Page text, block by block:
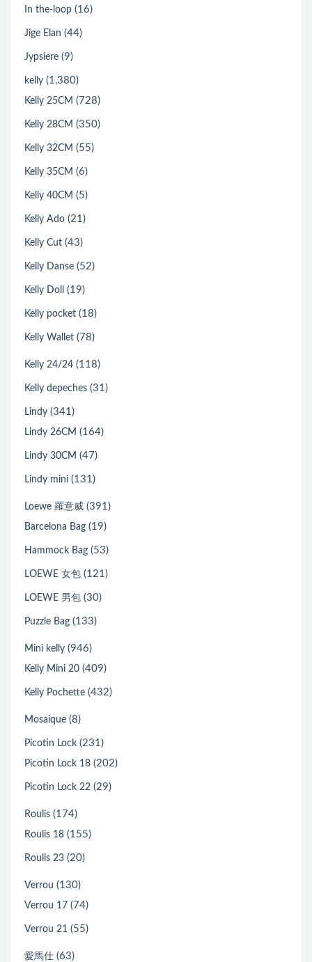
In the-loop (16)
Jige Elan (44)
Jypsiere (9)
kelly (1,380)
Kelly 25CM (728)
Kelly 28CM (350)
Kelly 32CM (55)
Kelly 35CM (6)
Kelly 40CM (5)
Kelly Ado (21)
Kelly Cut (43)
Kelly Danse (52)
Kelly Doll (19)
Kelly pocket (18)
Kelly Wallet (78)
Kelly 24/24 (118)
Kelly depeches (31)
Lindy (341)
Lindy 26CM (164)
Lindy 30CM (47)
Lindy mini (131)
Loewe 羅意威 (391)
Barcelona Bag (19)
Hammock Bag (53)
LOEWE 女包 (121)
LOEWE 男包 (30)
Puzzle Bag (133)
Mini kelly (946)
Kelly Mini 20 (409)
Kelly Pochette (432)
Mosaique (8)
Picotin Lock (231)
Picotin Lock 18 (202)
Picotin Lock 22 (29)
Roulis (174)
Roulis 18 (155)
Roulis 23 (20)
Verrou (130)
Verrou 17 (74)
Verrou 21 (55)
愛馬仕 (63)